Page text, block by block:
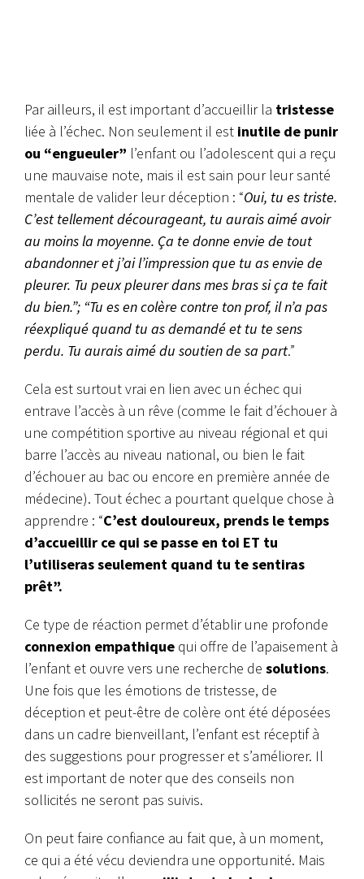
Par ailleurs, il est important d’accueillir la tristesse
liée à l’échec. Non seulement il est inutile de punir
ou “engueuler” l’enfant ou l’adolescent qui a reçu
une mauvaise note, mais il est sain pour leur santé
mentale de valider leur déception : “Oui, tu es triste.
C’est tellement décourageant, tu aurais aimé avoir
au moins la moyenne. Ça te donne envie de tout
abandonner et j’ai l’impression que tu as envie de
pleurer. Tu peux pleurer dans mes bras si ça te fait
du bien.”; “Tu es en colère contre ton prof, il n’a pas
réexpliqué quand tu as demandé et tu te sens
perdu. Tu aurais aimé du soutien de sa part.”
Cela est surtout vrai en lien avec un échec qui
entrave l’accès à un rêve (comme le fait d’échouer à
une compétition sportive au niveau régional et qui
barre l’accès au niveau national, ou bien le fait
d’échouer au bac ou encore en première année de
médecine). Tout échec a pourtant quelque chose à
apprendre : “C’est douloureux, prends le temps
d’accueillir ce qui se passe en toi ET tu
l’utiliseras seulement quand tu te sentiras
prêt”.
Ce type de réaction permet d’établir une profonde
connexion empathique qui offre de l’apaisement à
l’enfant et ouvre vers une recherche de solutions.
Une fois que les émotions de tristesse, de
déception et peut-être de colère ont été déposées
dans un cadre bienveillant, l’enfant est réceptif à
des suggestions pour progresser et s’améliorer. Il
est important de noter que des conseils non
sollicités ne seront pas suivis.
On peut faire confiance au fait que, à un moment,
ce qui a été vécu deviendra une opportunité. Mais